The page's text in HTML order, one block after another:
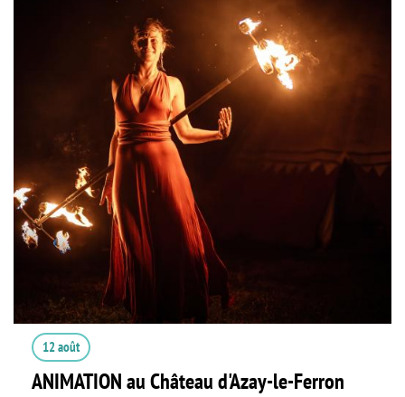
12 août
ANIMATION au Château d'Azay-le-Ferron